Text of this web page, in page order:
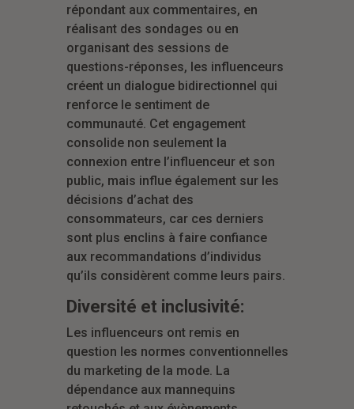
répondant aux commentaires, en
réalisant des sondages ou en
organisant des sessions de
questions-réponses, les influenceurs
créent un dialogue bidirectionnel qui
renforce le sentiment de
communauté. Cet engagement
consolide non seulement la
connexion entre l’influenceur et son
public, mais influe également sur les
décisions d’achat des
consommateurs, car ces derniers
sont plus enclins à faire confiance
aux recommandations d’individus
qu’ils considèrent comme leurs pairs.
Diversité et inclusivité:
Les influenceurs ont remis en
question les normes conventionnelles
du marketing de la mode. La
dépendance aux mannequins